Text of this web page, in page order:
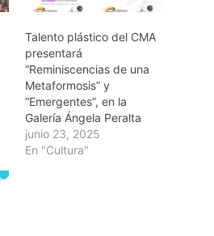
Talento plástico del CMA
presentará
“Reminiscencias de una
Metaformosis” y
“Emergentes”, en la
Galería Ángela Peralta
junio 23, 2025
En "Cultura"